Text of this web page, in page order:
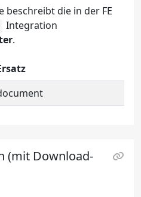
beschreibt die in der FE
Integration
.
(mit Download-